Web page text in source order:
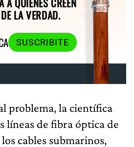
LA VERDAD.
SUSCRIBITE
problema, la científica
líneas de fibra óptica de
cables submarinos,